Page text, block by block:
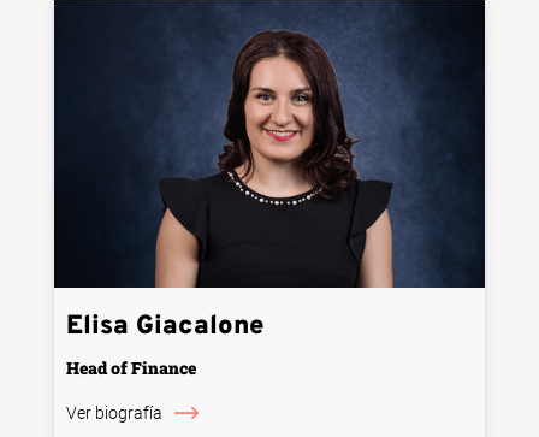
Elisa Giacalone
Head of Finance
Ver biografía